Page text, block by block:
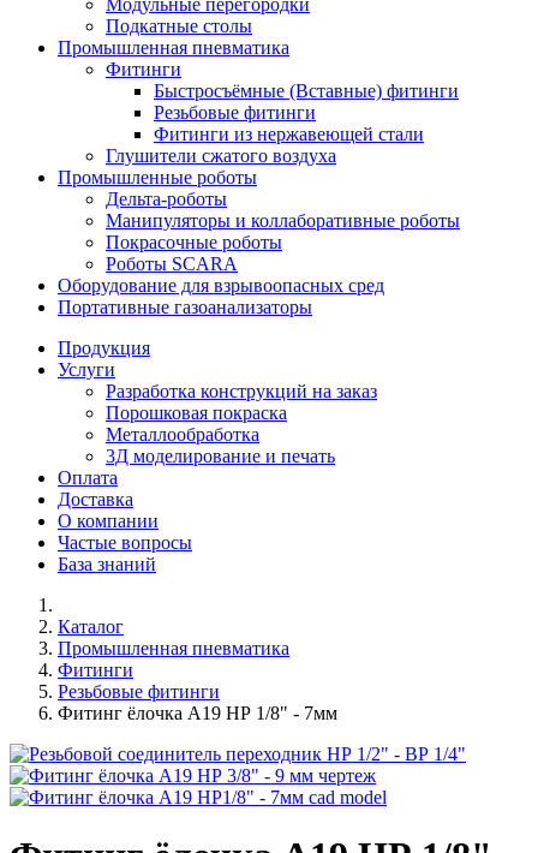
Модульные перегородки
Подкатные столы
Промышленная пневматика
Фитинги
Быстросъёмные (Вставные) фитинги
Резьбовые фитинги
Фитинги из нержавеющей стали
Глушители сжатого воздуха
Промышленные роботы
Дельта-роботы
Манипуляторы и коллаборативные роботы
Покрасочные роботы
Роботы SCARA
Оборудование для взрывоопасных сред
Портативные газоанализаторы
Продукция
Услуги
Разработка конструкций на заказ
Порошковая покраска
Металлообработка
3Д моделирование и печать
Оплата
Доставка
О компании
Частые вопросы
База знаний
Каталог
Промышленная пневматика
Фитинги
Резьбовые фитинги
Фитинг ёлочка A19 НР 1/8" - 7мм